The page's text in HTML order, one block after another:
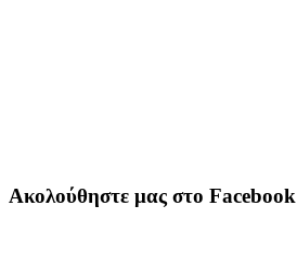
Ακολούθηστε μας στο Facebook